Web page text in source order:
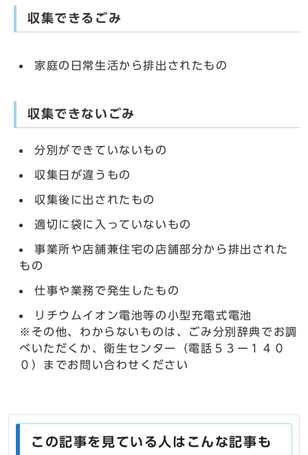
収集できるごみ
家庭の日常生活から排出されたもの
収集できないごみ
分別ができていないもの
収集日が違うもの
収集後に出されたもの
適切に袋に入っていないもの
事業所や店舗兼住宅の店舗部分から排出された
もの
仕事や業務で発生したもの
リチウムイオン電池等の小型充電式電池
※その他、わからないものは、ごみ分別辞典でお調
べいただくか、衛生センター（電話５３ー１４０
０）までお問い合わせください
この記事を見ている人はこんな記事も